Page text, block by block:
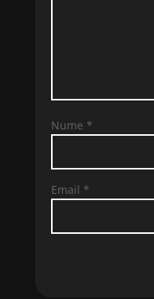
Nume *
Email *